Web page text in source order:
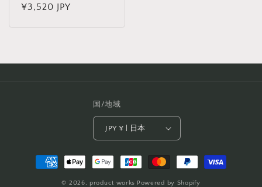
売
通
¥3,520 JPY
国/地域
JPY ¥ | 日本
決
済
© 2026, product works Powered by Shopify